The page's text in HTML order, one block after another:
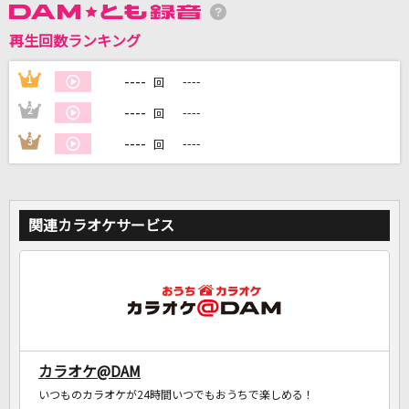
カラオケをもっと楽しもう！
自宅でカラオケ歌い放題！
再生回数ランキング
1 ---- 回 ----
2 ---- 回 ----
3 ---- 回 ----
関連カラオケサービス
カラオケ@DAM
いつものカラオケが24時間いつでもおうちで楽しめる！